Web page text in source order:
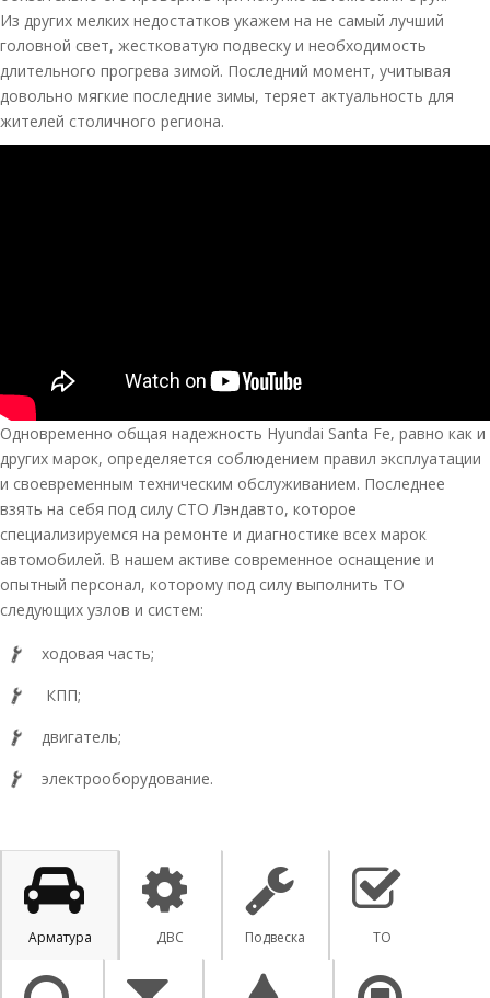
Из других мелких недостатков укажем на не самый лучший
головной свет, жестковатую подвеску и необходимость
длительного прогрева зимой. Последний момент, учитывая
довольно мягкие последние зимы, теряет актуальность для
жителей столичного региона.
Одновременно общая надежность Hyundai Santa Fe, равно как и
других марок, определяется соблюдением правил эксплуатации
и своевременным техническим обслуживанием. Последнее
взять на себя под силу СТО Лэндавто, которое
специализируемся на ремонте и диагностике всех марок
автомобилей. В нашем активе современное оснащение и
опытный персонал, которому под силу выполнить ТО
следующих узлов и систем:
ходовая часть;
КПП;
двигатель;
электрооборудование.
Арматура ДВС Подвеска ТО